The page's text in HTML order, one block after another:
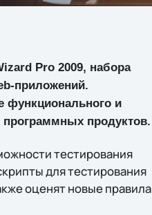
Pro 2009, набора
приложений.
функционального и
программных продуктов.
тестирования
для тестирования
оценят новые правила